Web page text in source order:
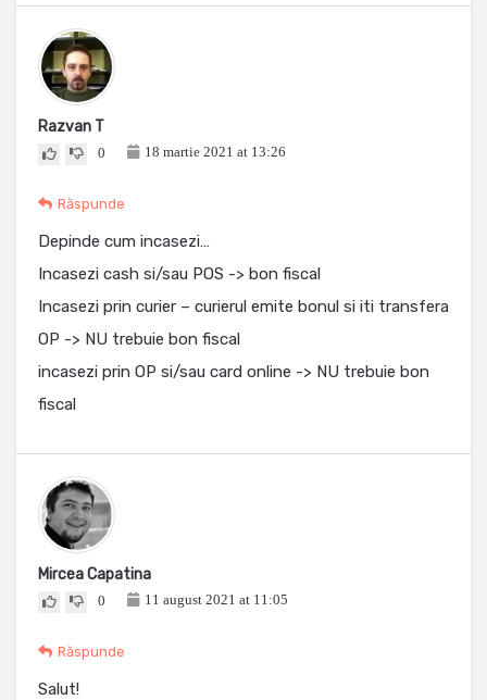
Razvan T
0 18 martie 2021 at 13:26
Răspunde
Depinde cum incasezi…
Incasezi cash si/sau POS -> bon fiscal
Incasezi prin curier – curierul emite bonul si iti transfera
OP -> NU trebuie bon fiscal
incasezi prin OP si/sau card online -> NU trebuie bon
fiscal
Mircea Capatina
0 11 august 2021 at 11:05
Răspunde
Salut!